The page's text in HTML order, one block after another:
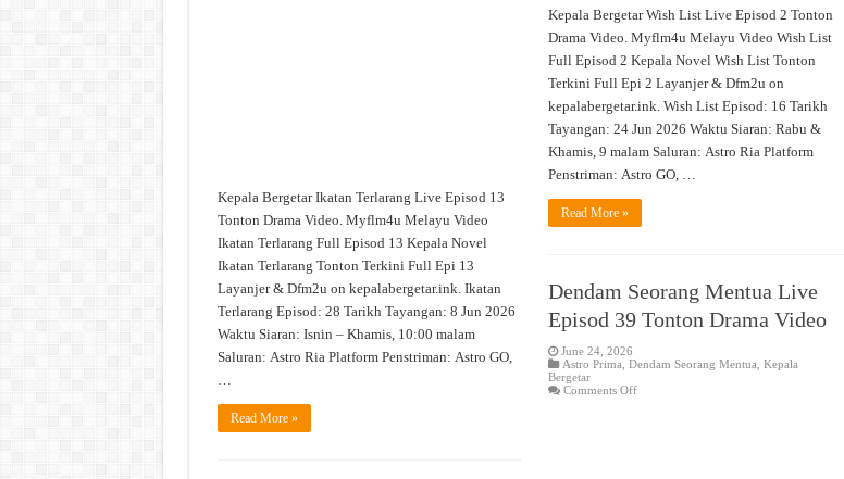
Kepala Bergetar Ikatan Terlarang Live Episod 13
Tonton Drama Video. Myflm4u Melayu Video
Ikatan Terlarang Full Episod 13 Kepala Novel
Ikatan Terlarang Tonton Terkini Full Epi 13
Layanjer & Dfm2u on kepalabergetar.ink. Ikatan
Terlarang Episod: 28 Tarikh Tayangan: 8 Jun 2026
Waktu Siaran: Isnin – Khamis, 10:00 malam
Saluran: Astro Ria Platform Penstriman: Astro GO,
…
Read More »
Episod
2
Tonton
Drama
Video
Kepala Bergetar Wish List Live Episod 2 Tonton
Drama Video. Myflm4u Melayu Video Wish List
Full Episod 2 Kepala Novel Wish List Tonton
Terkini Full Epi 2 Layanjer & Dfm2u on
kepalabergetar.ink. Wish List Episod: 16 Tarikh
Tayangan: 24 Jun 2026 Waktu Siaran: Rabu &
Khamis, 9 malam Saluran: Astro Ria Platform
Penstriman: Astro GO, …
Read More »
Dendam Seorang Mentua Live
Episod 39 Tonton Drama Video
June 24, 2026
Astro Prima ,Dendam Seorang Mentua ,Kepala
Bergetar
Comments Offon